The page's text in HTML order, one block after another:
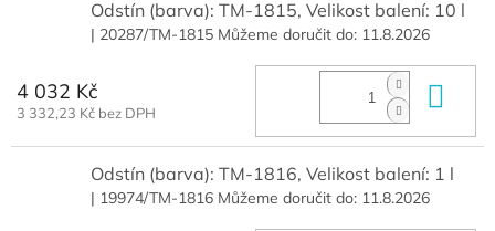
Odstín (barva): TM-1815, Velikost balení: 10 l
| 20287/TM-1815 Můžeme doručit do: 11.8.2026
4 032 Kč
3 332,23 Kč bez DPH
Odstín (barva): TM-1816, Velikost balení: 1 l
| 19974/TM-1816 Můžeme doručit do: 11.8.2026